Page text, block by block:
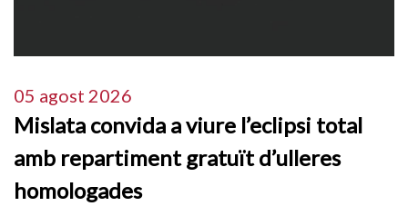
05 agost 2026
Mislata convida a viure l’eclipsi total
amb repartiment gratuït d’ulleres
homologades